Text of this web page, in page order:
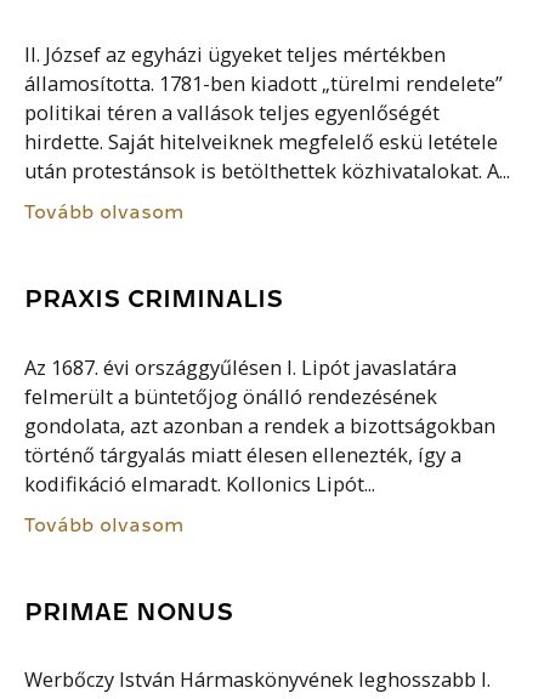
II. József az egyházi ügyeket teljes mértékben
államosította. 1781-ben kiadott „türelmi rendelete”
politikai téren a vallások teljes egyenlőségét
hirdette. Saját hitelveiknek megfelelő eskü letétele
után protestánsok is betölthettek közhivatalokat. A...
Tovább olvasom
PRAXIS CRIMINALIS
Az 1687. évi országgyűlésen I. Lipót javaslatára
felmerült a büntetőjog önálló rendezésének
gondolata, azt azonban a rendek a bizottságokban
történő tárgyalás miatt élesen ellenezték, így a
kodifikáció elmaradt. Kollonics Lipót...
Tovább olvasom
PRIMAE NONUS
Werbőczy István Hármaskönyvének leghosszabb I.